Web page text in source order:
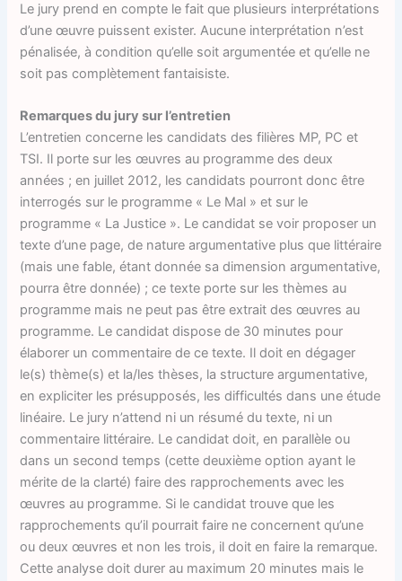
Le jury prend en compte le fait que plusieurs interprétations
d’une œuvre puissent exister. Aucune interprétation n’est
pénalisée, à condition qu’elle soit argumentée et qu’elle ne
soit pas complètement fantaisiste.
Remarques du jury sur l’entretien
L’entretien concerne les candidats des filières MP, PC et
TSI. Il porte sur les œuvres au programme des deux
années ; en juillet 2012, les candidats pourront donc être
interrogés sur le programme « Le Mal » et sur le
programme « La Justice ». Le candidat se voir proposer un
texte d’une page, de nature argumentative plus que littéraire
(mais une fable, étant donnée sa dimension argumentative,
pourra être donnée) ; ce texte porte sur les thèmes au
programme mais ne peut pas être extrait des œuvres au
programme. Le candidat dispose de 30 minutes pour
élaborer un commentaire de ce texte. Il doit en dégager
le(s) thème(s) et la/les thèses, la structure argumentative,
en expliciter les présupposés, les difficultés dans une étude
linéaire. Le jury n’attend ni un résumé du texte, ni un
commentaire littéraire. Le candidat doit, en parallèle ou
dans un second temps (cette deuxième option ayant le
mérite de la clarté) faire des rapprochements avec les
œuvres au programme. Si le candidat trouve que les
rapprochements qu’il pourrait faire ne concernent qu’une
ou deux œuvres et non les trois, il doit en faire la remarque.
Cette analyse doit durer au maximum 20 minutes mais le